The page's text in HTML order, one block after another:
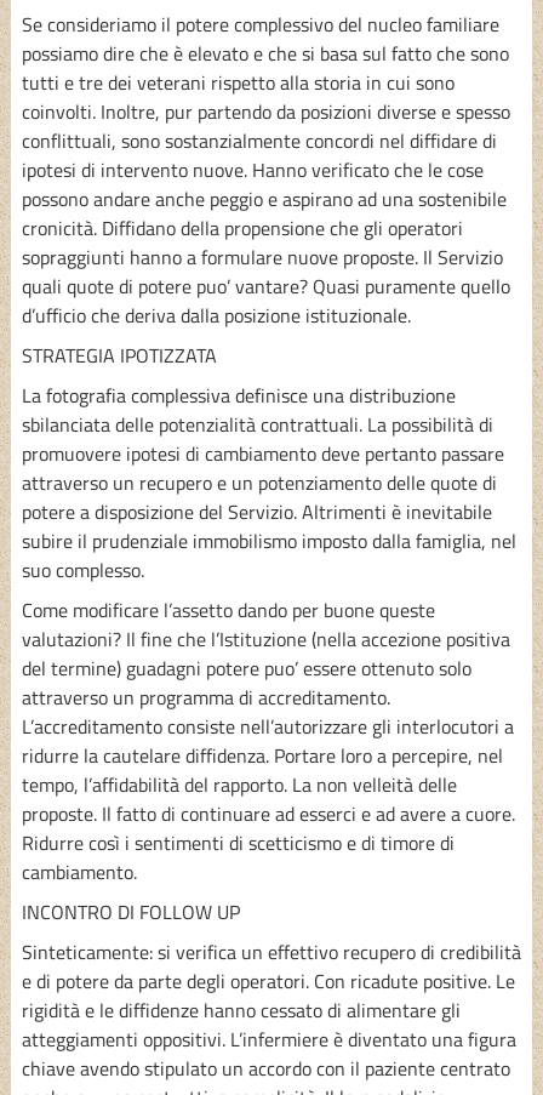
Se consideriamo il potere complessivo del nucleo familiare
possiamo dire che è elevato e che si basa sul fatto che sono
tutti e tre dei veterani rispetto alla storia in cui sono
coinvolti. Inoltre, pur partendo da posizioni diverse e spesso
conflittuali, sono sostanzialmente concordi nel diffidare di
ipotesi di intervento nuove. Hanno verificato che le cose
possono andare anche peggio e aspirano ad una sostenibile
cronicità. Diffidano della propensione che gli operatori
sopraggiunti hanno a formulare nuove proposte. Il Servizio
quali quote di potere puo’ vantare? Quasi puramente quello
d’ufficio che deriva dalla posizione istituzionale.
STRATEGIA IPOTIZZATA
La fotografia complessiva definisce una distribuzione
sbilanciata delle potenzialità contrattuali. La possibilità di
promuovere ipotesi di cambiamento deve pertanto passare
attraverso un recupero e un potenziamento delle quote di
potere a disposizione del Servizio. Altrimenti è inevitabile
subire il prudenziale immobilismo imposto dalla famiglia, nel
suo complesso.
Come modificare l’assetto dando per buone queste
valutazioni? Il fine che l’Istituzione (nella accezione positiva
del termine) guadagni potere puo’ essere ottenuto solo
attraverso un programma di accreditamento.
L’accreditamento consiste nell’autorizzare gli interlocutori a
ridurre la cautelare diffidenza. Portare loro a percepire, nel
tempo, l’affidabilità del rapporto. La non velleità delle
proposte. Il fatto di continuare ad esserci e ad avere a cuore.
Ridurre così i sentimenti di scetticismo e di timore di
cambiamento.
INCONTRO DI FOLLOW UP
Sinteticamente: si verifica un effettivo recupero di credibilità
e di potere da parte degli operatori. Con ricadute positive. Le
rigidità e le diffidenze hanno cessato di alimentare gli
atteggiamenti oppositivi. L’infermiere è diventato una figura
chiave avendo stipulato un accordo con il paziente centrato